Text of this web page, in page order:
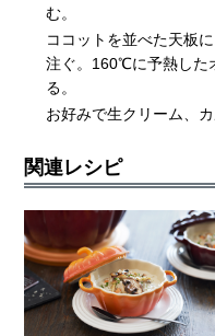
む。
ココットを並べた天板
注ぐ。160℃に予熱した
る。
お好みで生クリーム、
関連レシピ